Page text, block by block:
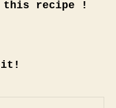
this recipe !